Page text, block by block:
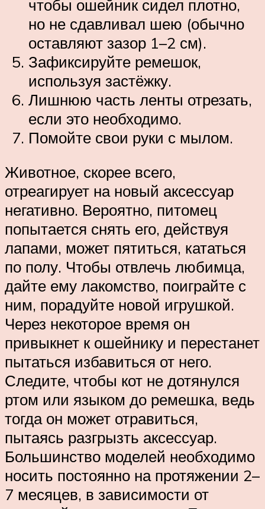
чтобы ошейник сидел плотно,
но не сдавливал шею (обычно
оставляют зазор 1–2 см).
Зафиксируйте ремешок,
используя застёжку.
Лишнюю часть ленты отрезать,
если это необходимо.
Помойте свои руки с мылом.
Животное, скорее всего,
отреагирует на новый аксессуар
негативно. Вероятно, питомец
попытается снять его, действуя
лапами, может пятиться, кататься
по полу. Чтобы отвлечь любимца,
дайте ему лакомство, поиграйте с
ним, порадуйте новой игрушкой.
Через некоторое время он
привыкнет к ошейнику и перестанет
пытаться избавиться от него.
Следите, чтобы кот не дотянулся
ртом или языком до ремешка, ведь
тогда он может отравиться,
пытаясь разгрызть аксессуар.
Большинство моделей необходимо
носить постоянно на протяжении 2–
7 месяцев, в зависимости от